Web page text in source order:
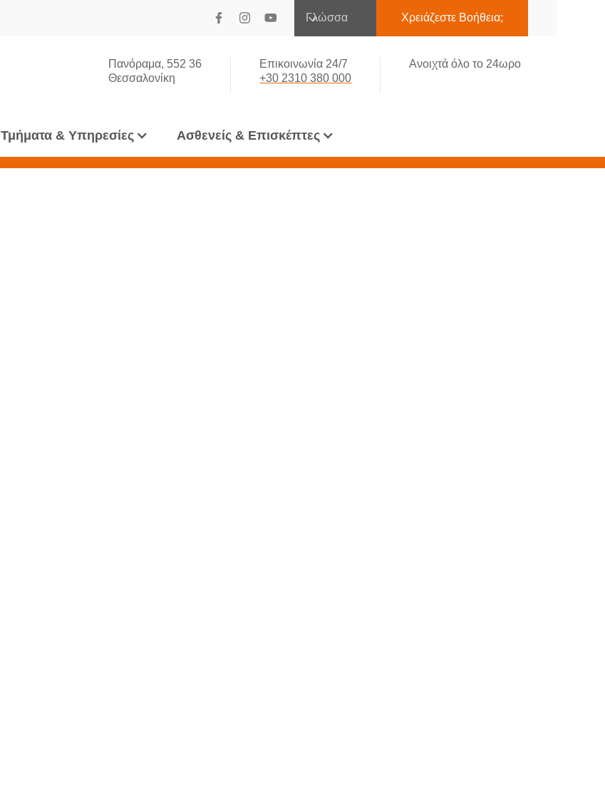
Γλώσσα Χρειάζεστε Βοήθεια;
Πανόραμα, 552 36
Θεσσαλονίκη
Επικοινωνία 24/7
+30 2310 380 000
Ανοιχτά όλο το 24ωρο
Τμήματα & Υπηρεσίες Ασθενείς & Επισκέπτες